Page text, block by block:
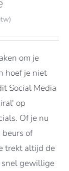
om je
hoef je niet
Social Media
op
Of je nu
of
trekt altijd de
snel gewillige